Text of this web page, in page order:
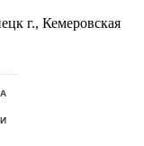
г., Кемеровская